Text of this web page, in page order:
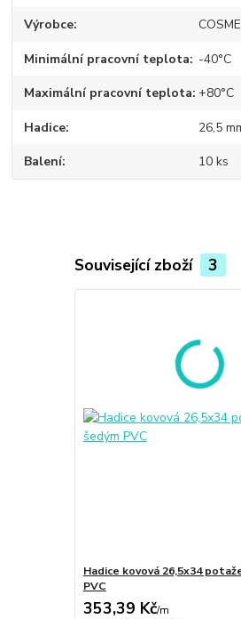
Výrobce
Minimální pracovní teplota -40°C
Maximální pracovní teplota +80°C
Hadice 26,5
Balení 10 ks
Související zboží 3
Hadice kovová 26,5x34
PVC
353,39 Kč/m